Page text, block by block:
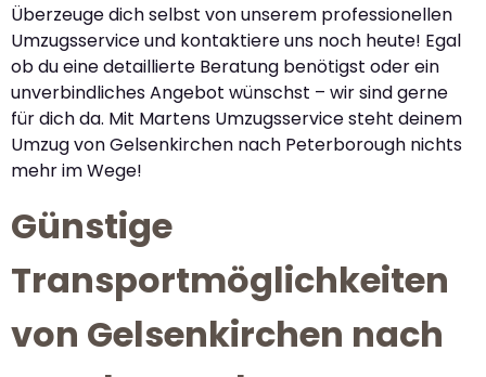
Überzeuge dich selbst von unserem professionellen
Umzugsservice und kontaktiere uns noch heute! Egal
ob du eine detaillierte Beratung benötigst oder ein
unverbindliches Angebot wünschst – wir sind gerne
für dich da. Mit Martens Umzugsservice steht deinem
Umzug von Gelsenkirchen nach Peterborough nichts
mehr im Wege!
Günstige
Transportmöglichkeiten
von Gelsenkirchen nach